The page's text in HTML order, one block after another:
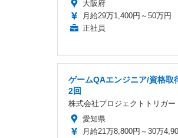
大阪府
月給29万1,400円～50万円
正社員
ゲームQAエンジニア/資格取
2回
株式会社プロジェクトトリガー
愛知県
月給21万8,800円～30万